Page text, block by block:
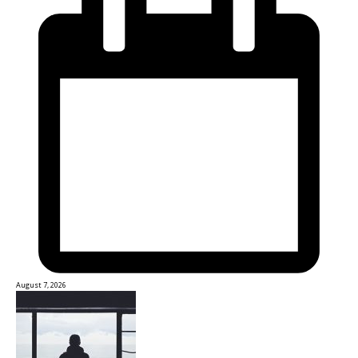
August 7, 2026